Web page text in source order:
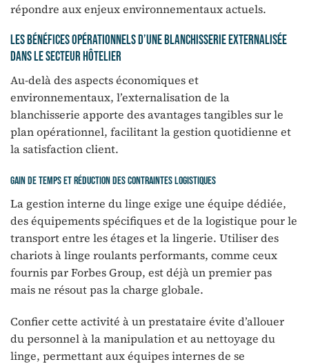
répondre aux enjeux environnementaux actuels.
Les bénéfices opérationnels d’une blanchisserie externalisée
dans le secteur hôtelier
Au-delà des aspects économiques et
environnementaux, l’externalisation de la
blanchisserie apporte des avantages tangibles sur le
plan opérationnel, facilitant la gestion quotidienne et
la satisfaction client.
Gain de temps et réduction des contraintes logistiques
La gestion interne du linge exige une équipe dédiée,
des équipements spécifiques et de la logistique pour le
transport entre les étages et la lingerie. Utiliser des
chariots à linge roulants performants, comme ceux
fournis par Forbes Group, est déjà un premier pas
mais ne résout pas la charge globale.
Confier cette activité à un prestataire évite d’allouer
du personnel à la manipulation et au nettoyage du
linge, permettant aux équipes internes de se